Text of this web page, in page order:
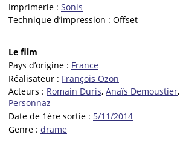
Imprimerie : Sonis
Technique d’impression : Offset
Le film
Pays d’origine : France
Réalisateur : François Ozon
Acteurs : Romain Duris, Anaïs Demoustier,
Personnaz
Date de 1ère sortie : 5/11/2014
Genre : drame